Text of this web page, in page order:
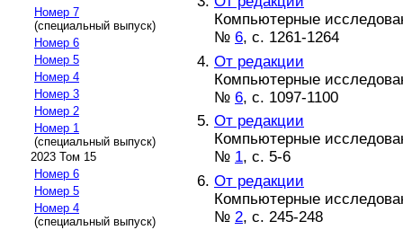
Номер 7
(специальный выпуск)
Номер 6
Номер 5
Номер 4
Номер 3
Номер 2
Номер 1
(специальный выпуск)
2023 Том 15
Номер 6
Номер 5
Номер 4
(специальный выпуск)
Компьютерные
№ 6, с. 1261-1264
От редакции
Компьютерные
№ 6, с. 1097-1100
От редакции
Компьютерные
№ 1, с. 5-6
От редакции
Компьютерные
№ 2, с. 245-248